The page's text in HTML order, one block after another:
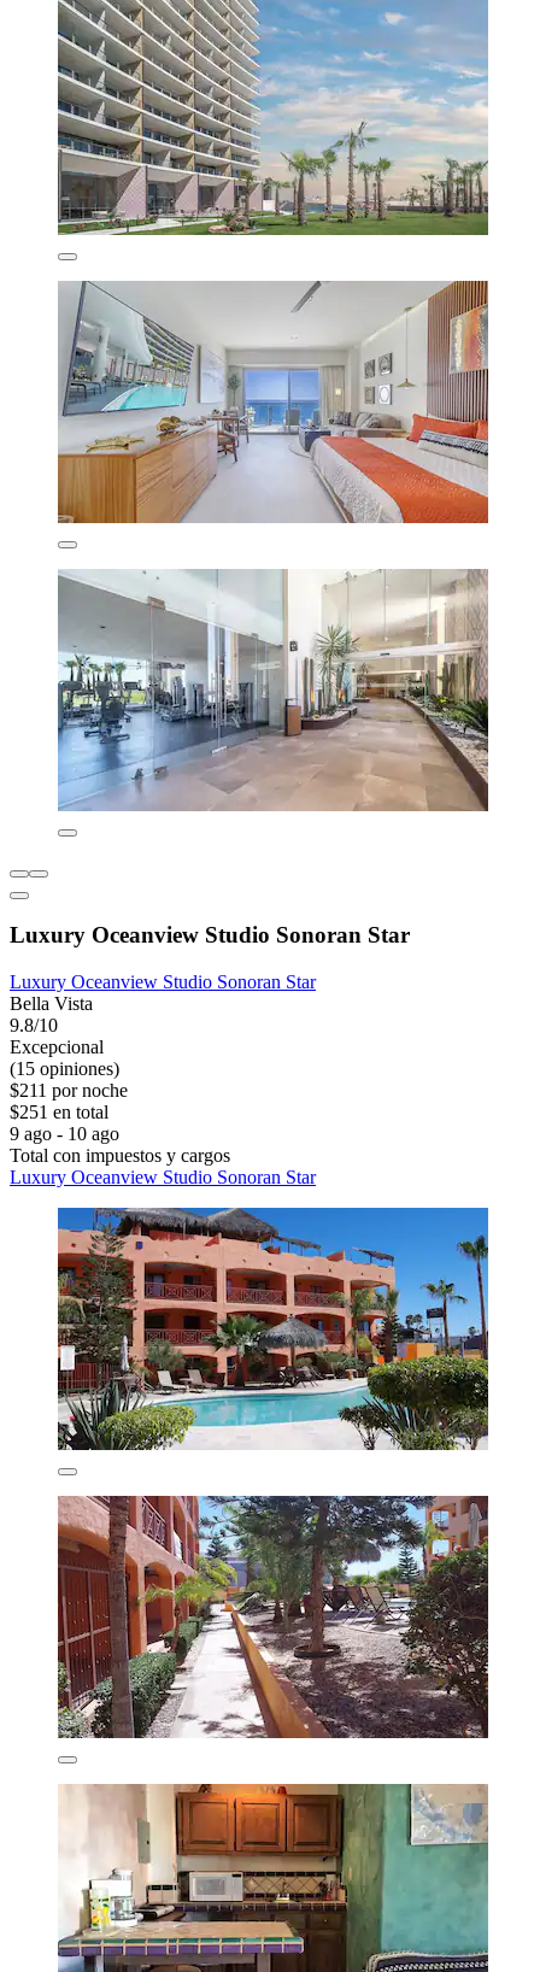
Luxury Oceanview Studio Sonoran Star
Luxury Oceanview Studio Sonoran Star
Bella Vista
9.8/10
Excepcional
(15 opiniones)
$211 por noche
$251 en total
9 ago - 10 ago
Total con impuestos y cargos
Luxury Oceanview Studio Sonoran Star